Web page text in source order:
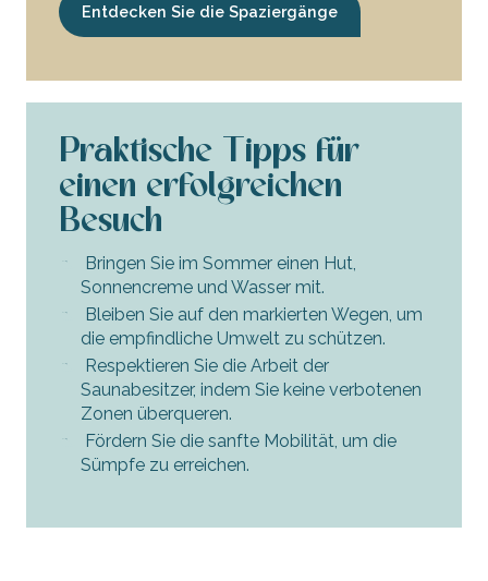
Entdecken Sie die Spaziergänge
Praktische Tipps für
einen erfolgreichen
Besuch
Bringen Sie im Sommer einen Hut,
Sonnencreme und Wasser mit.
Bleiben Sie auf den markierten Wegen, um
die empfindliche Umwelt zu schützen.
Respektieren Sie die Arbeit der
Saunabesitzer, indem Sie keine verbotenen
Zonen überqueren.
Fördern Sie die sanfte Mobilität, um die
Sümpfe zu erreichen.